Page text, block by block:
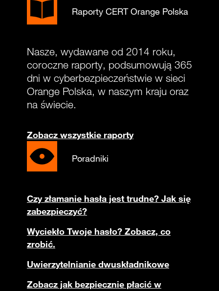
Raporty CERT Orange Polska
Nasze, wydawane od 2014 roku,
coroczne raporty, podsumowują 365
dni w cyberbezpieczeństwie w sieci
Orange Polska, w naszym kraju oraz
na świecie.
Zobacz wszystkie raporty
Poradniki
Czy złamanie hasła jest trudne? Jak się
zabezpieczyć?
Wyciekło Twoje hasło? Zobacz, co
zrobić.
Uwierzytelnianie dwuskładnikowe
Zobacz jak bezpiecznie płacić w